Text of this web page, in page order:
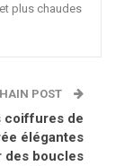
plus chaudes
POST
coiffures de
élégantes
des boucles